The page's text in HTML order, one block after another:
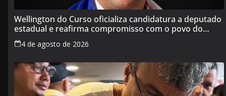
Wellington do Curso oficializa candidatura a deputado
estadual e reafirma compromisso com o povo do
Maranhão
4 de agosto de 2026